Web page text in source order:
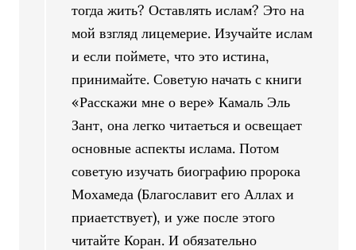
тогда жить? Оставлять ислам? Это на
мой взгляд лицемерие. Изучайте ислам
и если поймете, что это истина,
принимайте. Советую начать с книги
«Расскажи мне о вере» Камаль Эль
Зант, она легко читаеться и освещает
основные аспекты ислама. Потом
советую изучать биографию пророка
Мохамеда (Благославит его Аллах и
приаетствует), и уже после этого
читайте Коран. И обязательно